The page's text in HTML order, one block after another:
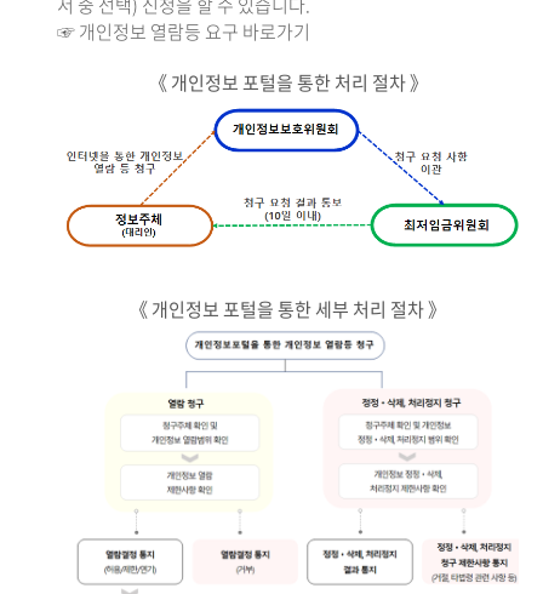
☞ 개인정보 열람등 요구 바로가기
《 개인정보 포털을 통한 처리 절차 》
《 개인정보 포털을 통한 세부 처리 절차 》